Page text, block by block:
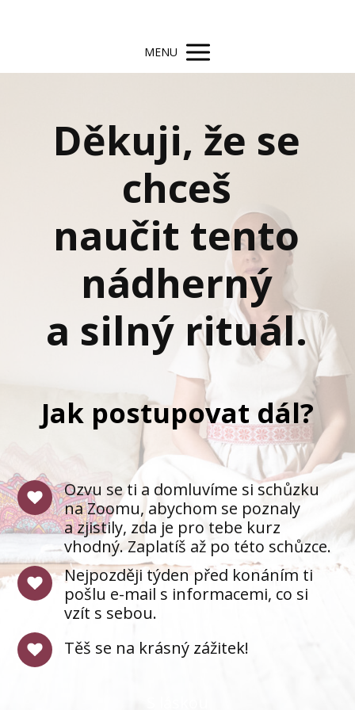
MENU
Děkuji, že se
chceš
naučit tento
nádherný
a silný rituál.
Jak postupovat dál?
Ozvu se ti a domluvíme si schůzku
na Zoomu, abychom se poznaly
a zjistily, zda je pro tebe kurz
vhodný. Zaplatíš až po této schůzce.
Nejpozději týden před konáním ti
pošlu e-mail s informacemi, co si
vzít s sebou.
Těš se na krásný zážitek!